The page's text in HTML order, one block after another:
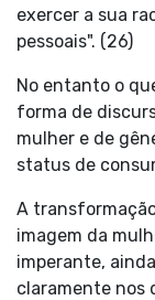
exercer a sua
pessoais". (26)
No entanto o
forma de
mulher e de
status de
A
imagem da
imperante,
claramente nos